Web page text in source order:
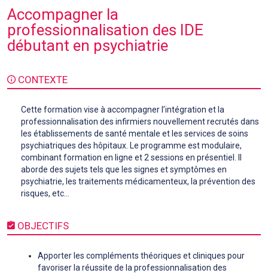
Accompagner la
professionnalisation des IDE
débutant en psychiatrie
CONTEXTE
Cette formation vise à accompagner l’intégration et la
professionnalisation des infirmiers nouvellement recrutés dans
les établissements de santé mentale et les services de soins
psychiatriques des hôpitaux. Le programme est modulaire,
combinant formation en ligne et 2 sessions en présentiel. Il
aborde des sujets tels que les signes et symptômes en
psychiatrie, les traitements médicamenteux, la prévention des
risques, etc…
OBJECTIFS
Apporter les compléments théoriques et cliniques pour
favoriser la réussite de la professionnalisation des